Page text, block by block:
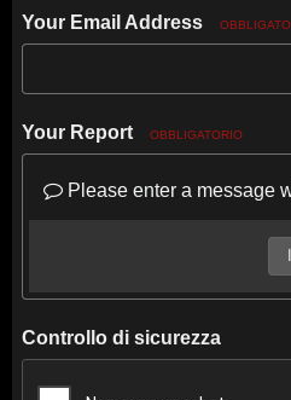
Your Email Address
Your Report OBBLIGATORIO
Please enter a message
Controllo di sicurezza